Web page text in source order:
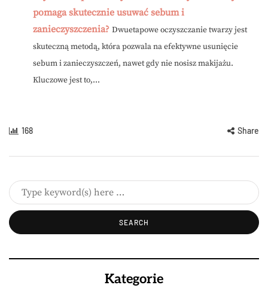
pomaga skutecznie usuwać sebum i
zanieczyszczenia? Dwuetapowe oczyszczanie twarzy jest
skuteczną metodą, która pozwala na efektywne usunięcie
sebum i zanieczyszczeń, nawet gdy nie nosisz makijażu.
Kluczowe jest to,...
168 Share
Kategorie